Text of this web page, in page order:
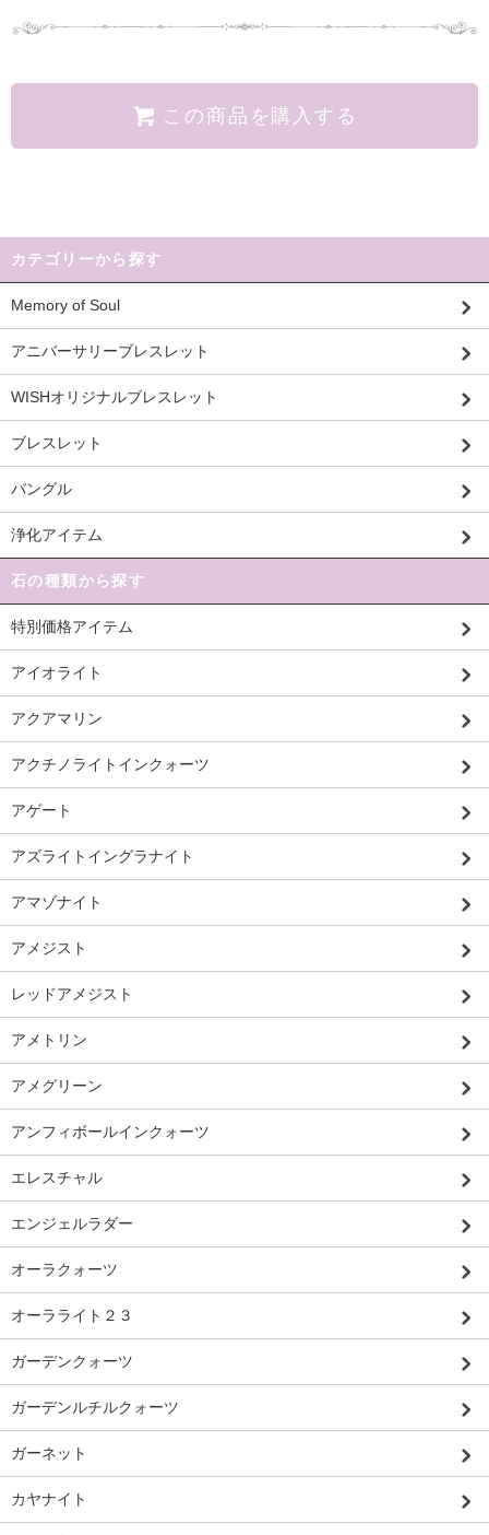
この商品を購入する
カテゴリーから探す
Memory of Soul
アニバーサリーブレスレット
WISHオリジナルブレスレット
ブレスレット
バングル
浄化アイテム
石の種類から探す
特別価格アイテム
アイオライト
アクアマリン
アクチノライトインクォーツ
アゲート
アズライトイングラナイト
アマゾナイト
アメジスト
レッドアメジスト
アメトリン
アメグリーン
アンフィボールインクォーツ
エレスチャル
エンジェルラダー
オーラクォーツ
オーラライト２３
ガーデンクォーツ
ガーデンルチルクォーツ
ガーネット
カヤナイト